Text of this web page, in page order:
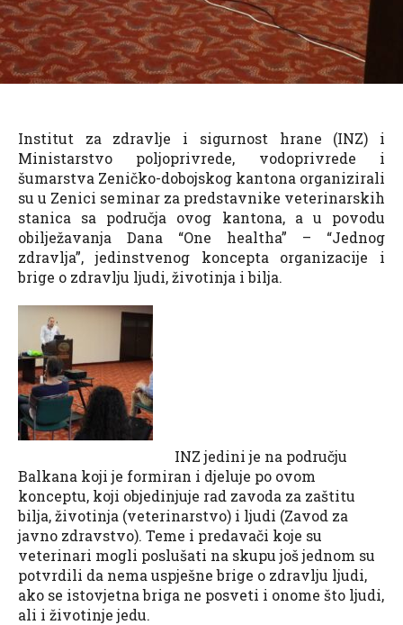
Institut za zdravlje i sigurnost hrane (INZ) i
Ministarstvo poljoprivrede, vodoprivrede i
šumarstva Zeničko-dobojskog kantona organizirali
su u Zenici seminar za predstavnike veterinarskih
stanica sa područja ovog kantona, a u povodu
obilježavanja Dana “One healtha” – “Jednog
zdravlja”, jedinstvenog koncepta organizacije i
brige o zdravlju ljudi, životinja i bilja.
INZ jedini je na području
Balkana koji je formiran i djeluje po ovom
konceptu, koji objedinjuje rad zavoda za zaštitu
bilja, životinja (veterinarstvo) i ljudi (Zavod za
javno zdravstvo). Teme i predavači koje su
veterinari mogli poslušati na skupu još jednom su
potvrdili da nema uspješne brige o zdravlju ljudi,
ako se istovjetna briga ne posveti i onome što ljudi,
ali i životinje jedu.